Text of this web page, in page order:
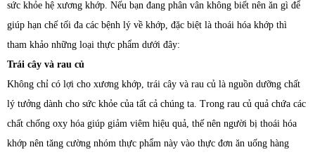
sức khỏe hệ xương khớp. Nếu bạn đang phân vân không biết nên ăn gì để
giúp hạn chế tối đa các bệnh lý về khớp, đặc biệt là thoái hóa khớp thì
tham khảo những loại thực phẩm dưới đây:
Trái cây và rau củ
Không chỉ có lợi cho xương khớp, trái cây và rau củ là nguồn dưỡng chất
lý tưởng dành cho sức khỏe của tất cả chúng ta. Trong rau củ quả chứa các
chất chống oxy hóa giúp giảm viêm hiệu quả, thế nên người bị thoái hóa
khớp nên tăng cường nhóm thực phẩm này vào thực đơn ăn uống hàng